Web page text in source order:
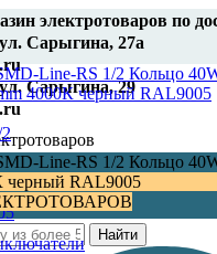
электротоваров по
Сарыгина, 27а
Сарыгина, 29
Найти